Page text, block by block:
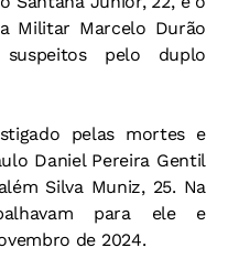
Militar Marcelo Durão
pelo duplo
pelas mortes e
Daniel Pereira Gentil
Silva Muniz, 25. Na
para ele e
de 2024.